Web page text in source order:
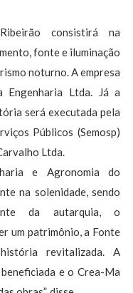
consistirá na
fonte e iluminação
noturno. A empresa
Ltda. Já a
será executada pela
Públicos (Semosp)
Ltda.
e Agronomia do
na solenidade, sendo
da autarquia, o
um patrimônio, a Fonte
revitalizada. A
e o Crea-Ma